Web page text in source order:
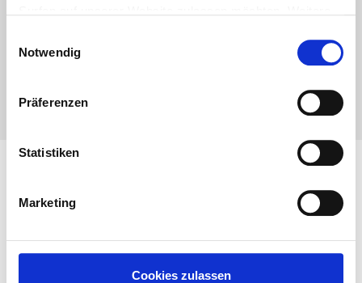
unseremDatenschutzhinweis.
Weitere Informationen zu
den Cookies sowie zum Einsatz von Cookiebot finden
Notwendig
Präferenzen
Statistiken
Marketing
Cookies zulassen
Presse